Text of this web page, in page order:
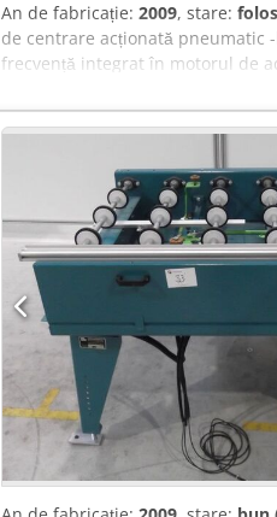
An de fabricație: 2009, stare:
de centrare acționată pneumatic
frecvență integrat în motorul de